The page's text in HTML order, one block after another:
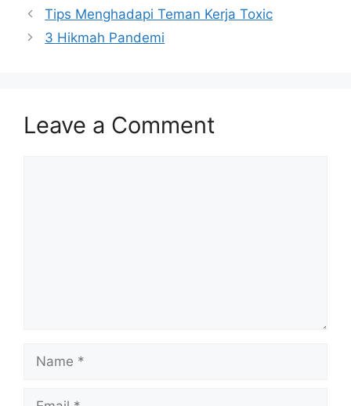
Tips Menghadapi Teman Kerja Toxic
3 Hikmah Pandemi
Leave a Comment
Name
Email